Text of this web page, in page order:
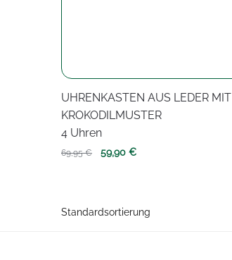
UHRENKASTEN AUS LEDER MIT
KROKODILMUSTER
4 Uhren
69,95€
Ursprünglicher
59,90 €Aktueller